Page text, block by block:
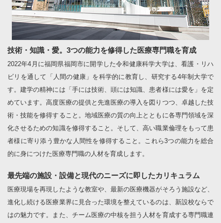
技術・知識・愛。3つの能力を修得した医療専門職を育成
2022年4月に福岡県福岡市に開学した令和健康科学大学は、看護・リハ
ビリを通して「人間の健康」を科学的に教育し、研究する4年制大学で
す。建学の精神には「手には技術、頭には知識、患者様には愛を」を定
めています。高度医療の提供と先進医療の導入を図りつつ、卓越した技
術・技能を修得すること。地域医療の質の向上とともに各専門領域を深
化させるための知識を修得すること。そして、高い職業倫理をもって患
者様に寄り添う豊かな人間性を修得すること。これら3つの能力を総合
的に身につけた医療専門職の人材を育成します。
最先端の施設・設備と現代のニーズに即したカリキュラム
医療現場を再現したような教室や、最新の医療機器がそろう施設など、
進化し続ける医療業界に見合った環境を整えているのは、新設校ならで
はの魅力です。また、チーム医療の中核を担う人材を育成する専門職連